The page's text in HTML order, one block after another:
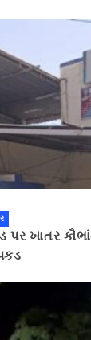
પર ખાતર